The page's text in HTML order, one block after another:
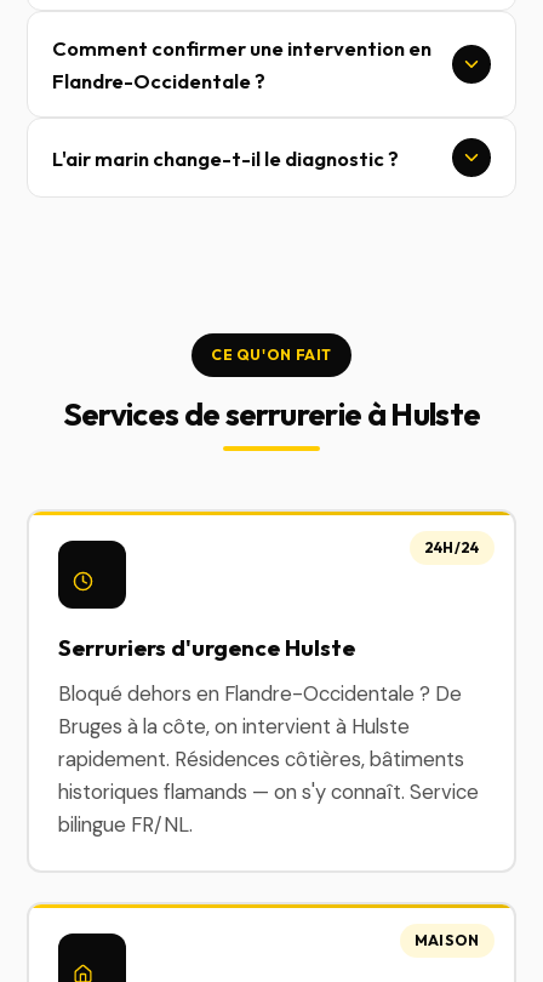
Comment confirmer une intervention en
Flandre-Occidentale ?
L'air marin change-t-il le diagnostic ?
CE QU'ON FAIT
Services de serrurerie à Hulste
Serruriers d'urgence Hulste
Bloqué dehors en Flandre-Occidentale ? De
Bruges à la côte, on intervient à Hulste
rapidement. Résidences côtières, bâtiments
historiques flamands — on s'y connaît. Service
bilingue FR/NL.
24H/24
MAISON